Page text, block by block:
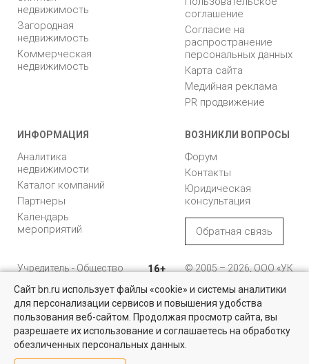
Найти квартиру - это просто!
Выбирайте среди 14 тысяч проверенных вариантов на вторичом
рынке жилья на портале BN.ru
недвижимость
Загородная
недвижимость
Коммерческая
недвижимость
соглашение
Согласие на
распространение
персональных данных
Карта сайта
Медийная реклама
PR продвижение
ИНФОРМАЦИЯ
Аналитика
недвижимости
Каталог компаний
Партнеры
Календарь
мероприятий
ВОЗНИКЛИ ВОПРОСЫ
Форум
Контакты
Юридическая
консультация
Обратная связь
Учредитель - Общество
ответственностью
"Управляющая
компания "Бюллетень
недвижимости"
16+
© 2005 – 2026, ООО «УК
196105, Санкт-
Петербург, пр. Юрия
Гагарина, 1
8 (812) 331-93-56
Сайт bn.ru использует файлы «cookie» и системы аналитики
для персонализации сервисов и повышения удобства
пользования веб-сайтом. Продолжая просмотр сайта, вы
разрешаете их использование и соглашаетесь на обработку
обезличенных персональных данных.